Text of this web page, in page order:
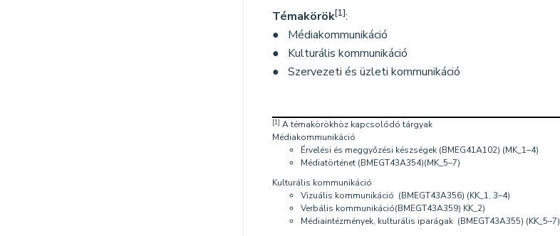
Témakörök[1]:
● Médiakommunikáció
● Kulturális kommunikáció
● Szervezeti és üzleti kommunikáció
[1] A témakörökhöz kapcsolódó tárgyak
Médiakommunikáció
Érvelési és meggyőzési készségek (BMEG41A102) (MK_1–4)
Médiatörténet (BMEGT43A354)(MK_5–7)
Kulturális kommunikáció
Vizuális kommunikáció (BMEGT43A356) (KK_1, 3–4)
Verbális kommunikáció(BMEGT43A359) KK_2)
Médiaintézmények, kulturális iparágak (BMEGT43A355) (KK_5–7)